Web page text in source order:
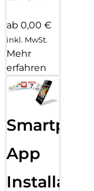
ab 0,00 €
inkl. MwSt.
Mehr
erfahren
App
Installation